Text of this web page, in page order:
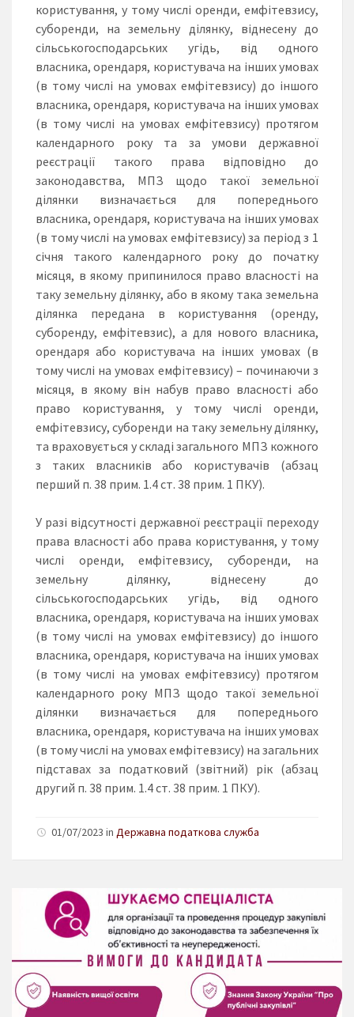
користування, у тому числі оренди, емфітевзису,
суборенди, на земельну ділянку, віднесену до
сільськогосподарських угідь, від одного
власника, орендаря, користувача на інших умовах
(в тому числі на умовах емфітевзису) до іншого
власника, орендаря, користувача на інших умовах
(в тому числі на умовах емфітевзису) протягом
календарного року та за умови державної
реєстрації такого права відповідно до
законодавства, МПЗ щодо такої земельної
ділянки визначається для попереднього
власника, орендаря, користувача на інших умовах
(в тому числі на умовах емфітевзису) за період з 1
січня такого календарного року до початку
місяця, в якому припинилося право власності на
таку земельну ділянку, або в якому така земельна
ділянка передана в користування (оренду,
суборенду, емфітевзис), а для нового власника,
орендаря або користувача на інших умовах (в
тому числі на умовах емфітевзису) – починаючи з
місяця, в якому він набув право власності або
право користування, у тому числі оренди,
емфітевзису, суборенди на таку земельну ділянку,
та враховується у складі загального МПЗ кожного
з таких власників або користувачів (абзац
перший п. 38 прим. 1.4 ст. 38 прим. 1 ПКУ).
У разі відсутності державної реєстрації переходу
права власності або права користування, у тому
числі оренди, емфітевзису, суборенди, на
земельну ділянку, віднесену до
сільськогосподарських угідь, від одного
власника, орендаря, користувача на інших умовах
(в тому числі на умовах емфітевзису) до іншого
власника, орендаря, користувача на інших умовах
(в тому числі на умовах емфітевзису) протягом
календарного року МПЗ щодо такої земельної
ділянки визначається для попереднього
власника, орендаря, користувача на інших умовах
(в тому числі на умовах емфітевзису) на загальних
підставах за податковий (звітний) рік (абзац
другий п. 38 прим. 1.4 ст. 38 прим. 1 ПКУ).
01/07/2023 in Державна податкова служба